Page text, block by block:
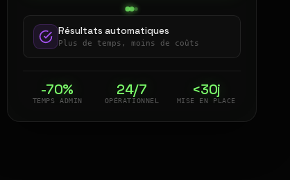
Résultats automatiques
Plus de temps, moins de coûts
-70%
TEMPS ADMIN
24/7
OPÉRATIONNEL
<30j
MISE EN PLACE